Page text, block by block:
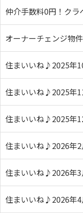
仲介手数料0円！クラ
オーナーチェンジ物
住まいいね♪2025年
住まいいね♪2025年
住まいいね♪2025年
住まいいね♪2026年
住まいいね♪2026年
住まいいね♪2026年